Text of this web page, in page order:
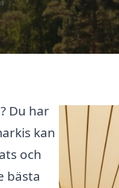
Du har
kan
och
bästa